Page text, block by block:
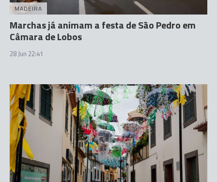
MADEIRA
Marchas já animam a festa de São Pedro em
Câmara de Lobos
28 Jun 22:41